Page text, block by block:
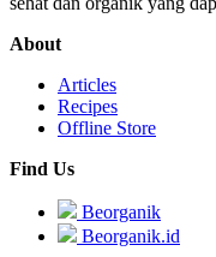
About
Articles
Recipes
Offline Store
Find Us
Beorganik
Beorganik.id